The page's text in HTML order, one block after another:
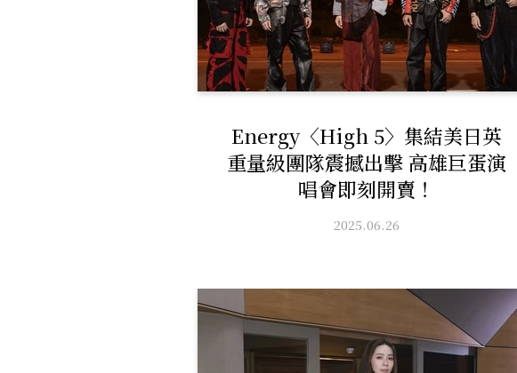
Energy〈High 5〉集結美日英
重量級團隊震撼出擊 高雄巨蛋演
唱會即刻開賣！
2025.06.26